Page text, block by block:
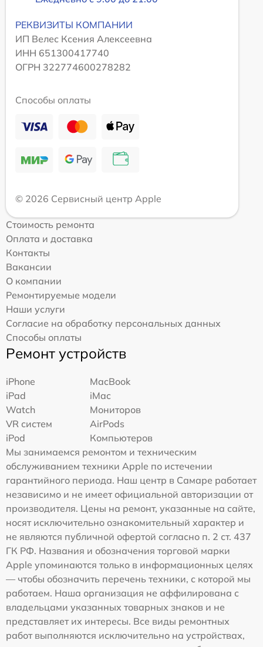
РЕКВИЗИТЫ КОМПАНИИ
ИП Велес Ксения Алексеевна
ИНН 651300417740
ОГРН 322774600278282
Способы оплаты
© 2026 Сервисный центр Apple
Стоимость ремонта
Оплата и доставка
Контакты
Вакансии
О компании
Ремонтируемые модели
Наши услуги
Согласие на обработку персональных данных
Способы оплаты
Ремонт устройств
iPhone
MacBook
iPad
iMac
Watch
Мониторов
VR систем
AirPods
iPod
Компьютеров
Мы занимаемся ремонтом и техническим
обслуживанием техники Apple по истечении
гарантийного периода. Наш центр в Самаре работает
независимо и не имеет официальной авторизации от
производителя. Цены на ремонт, указанные на сайте,
носят исключительно ознакомительный характер и
не являются публичной офертой согласно п. 2 ст. 437
ГК РФ. Названия и обозначения торговой марки
Apple упоминаются только в информационных целях
— чтобы обозначить перечень техники, с которой мы
работаем. Наша организация не аффилирована с
владельцами указанных товарных знаков и не
представляет их интересы. Все виды ремонтных
работ выполняются исключительно на устройствах,